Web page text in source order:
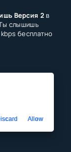
Версия 2 в
слышишь
бесплатно
Allow